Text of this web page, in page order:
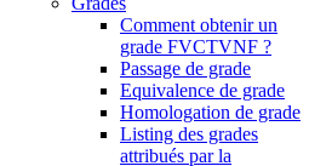
Comment obtenir un
grade FVCTVNF ?
Passage de grade
Equivalence de grade
Homologation de grade
Listing des grades
attribués par la